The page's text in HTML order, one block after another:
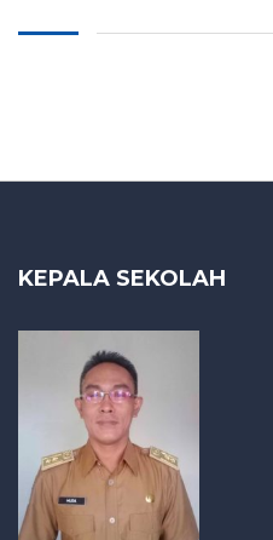
KEPALA SEKOLAH